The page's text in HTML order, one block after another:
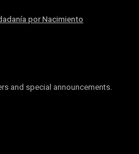
por Nacimiento
and special announcements.